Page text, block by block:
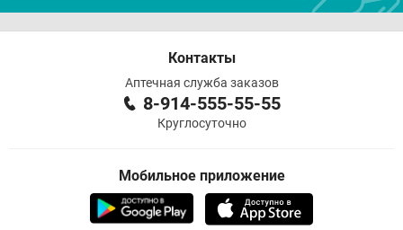
Контакты
Аптечная служба заказов
8-914-555-55-55
Круглосуточно
Мобильное приложение